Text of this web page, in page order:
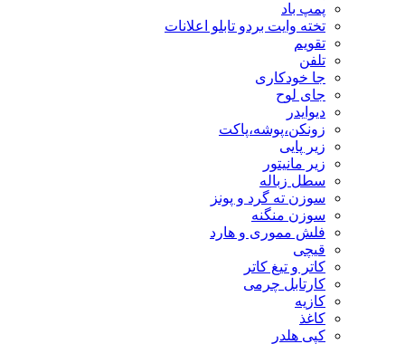
پمپ باد
تخته وایت بردو تابلو اعلانات
تقویم
تلفن
جا خودکاری
جای لوح
دیوایدر
زونکن،پوشه،پاکت
زیر پایی
زیر مانیتور
سطل زباله
سوزن ته گرد و پونز
سوزن منگنه
فلش مموری و هارد
قیچی
کاتر و تیغ کاتر
کارتابل چرمی
کازیه
کاغذ
کپی هلدر